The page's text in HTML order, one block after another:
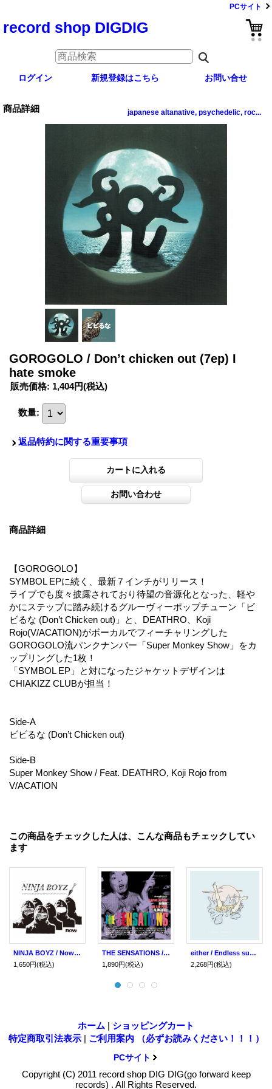
PCサイト
record shop DIGDIG
ログイン 新規登録はこちら お問い合せ
商品詳細 japanese altanative, psychedelic, roc...
GOROGOLO / Don’t chicken out (7ep) I
hate smoke
販売価格: 1,404円(税込)
数量:
返品特約に関する重要事項
商品詳細
【GOROGOLO】
SYMBOL EPに続く、最新７インチがリリース！
ライブでも度々披露されており待望の音源化となった、軽や
かにステップに踏み続けるグルーヴィーポップチューン「ビ
ビるな (Don’t Chicken out)」と、DEATHRO、Koji
Rojo(V/ACATION)がボーカルでフィーチャリングした
GOROGOLO流パンクナンバー「Super Monkey Show」をカ
ップリングした1枚！
「SYMBOL EP」と対になったジャケットデザインは
CHIAKIZZ CLUBが担当！
Side-A
ビビるな (Don’t Chicken out)
Side-B
Super Monkey Show / Feat. DEATHRO, Koji Rojo from
V/ACATION
この商品をチェックした人は、こんな商品もチェックしてい
ます
NINJA BOYZ / Now (7ep) I hate smoke
1,650円(税込)
THE SENSATIONS / st (cd) I hate smoke
1,890円(税込)
either / Endless summer ends (cd) I hate smoke
2,268円(税込)
ホーム | ショッピングカート
特定商取引法表示 | ご利用案内 （必ずお読みください！！！）
PCサイト
Copyright (C) 2011 record shop DIG DIG(go forward keep
records) . All Rights Reserved.